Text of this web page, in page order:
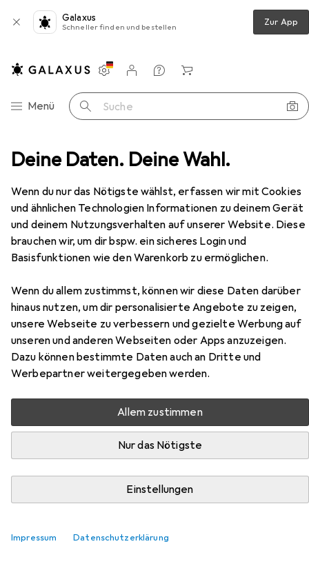
Deine Daten. Deine Wahl.
Wenn du nur das Nötigste wählst, erfassen wir mit Cookies
und ähnlichen Technologien Informationen zu deinem Gerät
und deinem Nutzungsverhalten auf unserer Website. Diese
brauchen wir, um dir bspw. ein sicheres Login und
Basisfunktionen wie den Warenkorb zu ermöglichen.
Wenn du allem zustimmst, können wir diese Daten darüber
hinaus nutzen, um dir personalisierte Angebote zu zeigen,
unsere Webseite zu verbessern und gezielte Werbung auf
unseren und anderen Webseiten oder Apps anzuzeigen.
Dazu können bestimmte Daten auch an Dritte und
Werbepartner weitergegeben werden.
Allem zustimmen
Nur das Nötigste
Einstellungen
Impressum Datenschutzerklärung
Galaxus
Schneller finden und bestellen Zur App
Navigation nach Kategorien
Menü Suche
Einstellungen
Kundenkonto
Vergleichslisten
Merklisten
Warenkorb
Belletristik Doerlemann Verlag Lokalausgabe
EUR
19,–
Doerlemann VerlagLokalausgabe
Deutsch, Shulamit Lapid, 2022
Zubehör für Doerlemann Verlag
Lokalausgabe
Hier findest du passendes Zubehör zum Produkt
Doerlemann Verlag Lokalausgabe aus den Kategorien
Buchfolie und Schreibtisch Accessoire.
Schreibtisch Accessoire
Relevanz